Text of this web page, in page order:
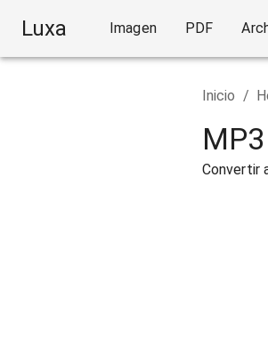
Luxa Imagen PDF
Inicio /
Convertir